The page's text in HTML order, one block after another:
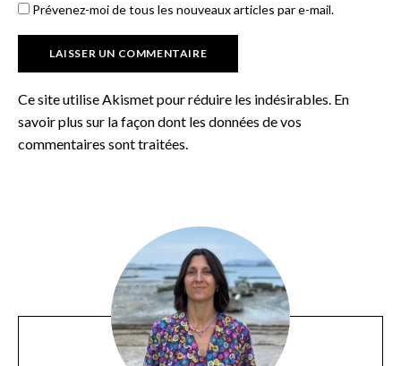
Prévenez-moi de tous les nouveaux articles par e-mail.
Ce site utilise Akismet pour réduire les indésirables. En
savoir plus sur la façon dont les données de vos
commentaires sont traitées